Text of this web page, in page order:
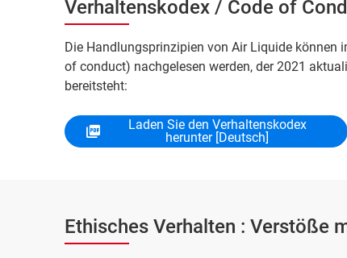
Verhaltenskodex / Code of
Die Handlungsprinzipien von Air Liquide können
of conduct) nachgelesen werden, der 2021
bereitsteht:
Laden Sie den Verhaltenskodex
herunter [Deutsch]
Ethisches Verhalten : Verstöße